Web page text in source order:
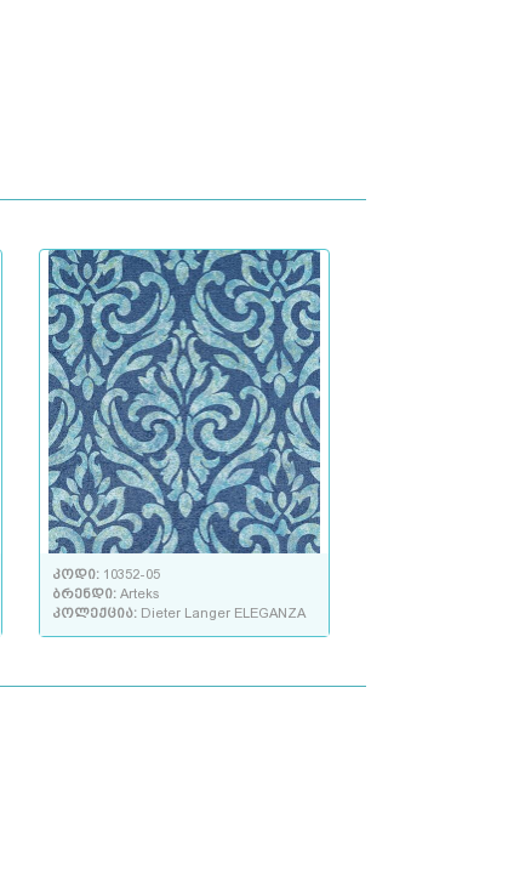
კოდი: 10352-05
ბრენდი: Arteks
კოლექცია: Dieter Langer ELEGANZA